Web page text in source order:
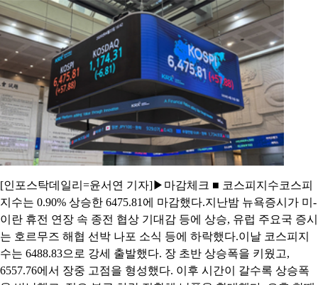
[인포스탁데일리=윤서연 기자]▶마감체크 ■ 코스피지수코스피
지수는 0.90% 상승한 6475.81에 마감했다.지난밤 뉴욕증시가 미-
이란 휴전 연장 속 종전 협상 기대감 등에 상승, 유럽 주요국 증시
는 호르무즈 해협 선박 나포 소식 등에 하락했다.이날 코스피지
수는 6488.83으로 강세 출발했다. 장 초반 상승폭을 키웠고,
6557.76에서 장중 고점을 형성했다. 이후 시간이 갈수록 상승폭